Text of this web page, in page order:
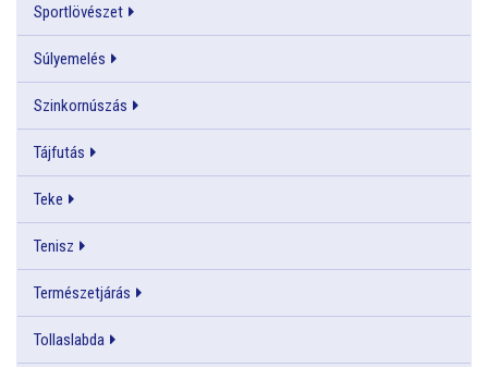
Sportlövészet
Súlyemelés
Szinkornúszás
Tájfutás
Teke
Tenisz
Természetjárás
Tollaslabda